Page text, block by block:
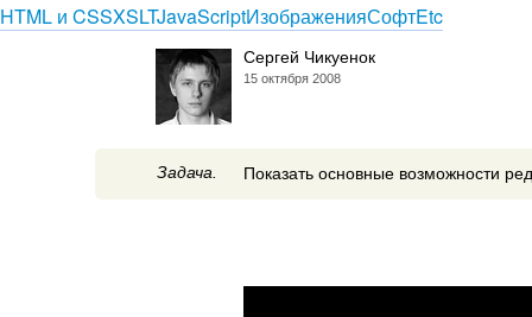
HTML и CSSXSLTJavaScriptИзображенияСофтEtc
Сергей Чикуенок
15 октября 2008
Задача. Показать основные возможности